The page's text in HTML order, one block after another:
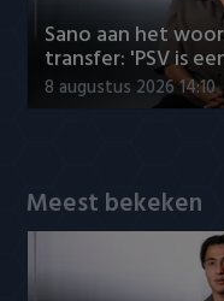
SC Heerenveen
Sparta
VVV Venlo
Sano aan het
transfer: 'PSV is
8 augustus 2026 14:10
Meest bekeken